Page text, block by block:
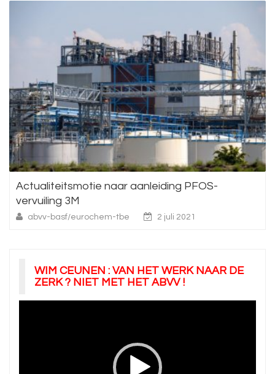
Actualiteitsmotie naar aanleiding PFOS-
vervuiling 3M
abvv-basf/eurochem-tbe 2 juli 2021
WIM CEUNEN : VAN HET WERK NAAR DE
ZERK ? NIET MET HET ABVV !